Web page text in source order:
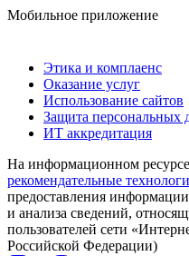
Мобильное приложение
Этика и комплаенс
Оказание услуг
Использование сайтов
Защита персональных
ИТ аккредитация
На информационном
рекомендательные
предоставления
и анализа сведений,
пользователей сети
Российской Федерации)